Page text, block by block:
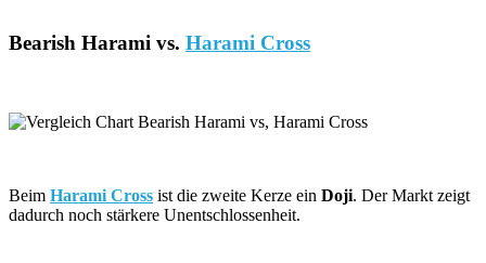
Bearish Harami vs. Harami Cross
Beim Harami Cross ist die zweite Kerze ein Doji. Der Markt zeigt
dadurch noch stärkere Unentschlossenheit.